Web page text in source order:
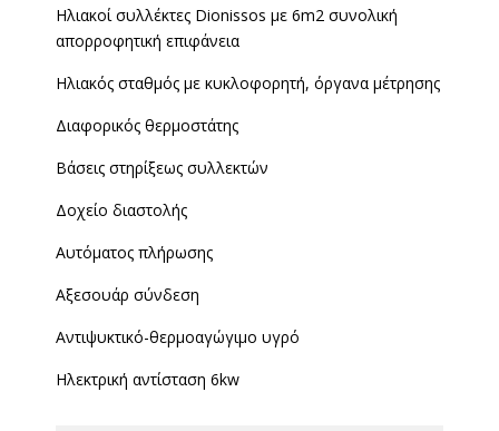
Ηλιακοί συλλέκτες Dionissos με 6m2 συνολική
απορροφητική επιφάνεια
Ηλιακός σταθμός με κυκλοφορητή, όργανα μέτρησης
Διαφορικός θερμοστάτης
Βάσεις στηρίξεως συλλεκτών
Δοχείο διαστολής
Αυτόματος πλήρωσης
Αξεσουάρ σύνδεση
Αντιψυκτικό-θερμοαγώγιμο υγρό
Ηλεκτρική αντίσταση 6kw